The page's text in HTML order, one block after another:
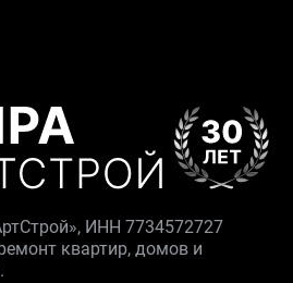
ИНН 7734572727
квартир, домов и